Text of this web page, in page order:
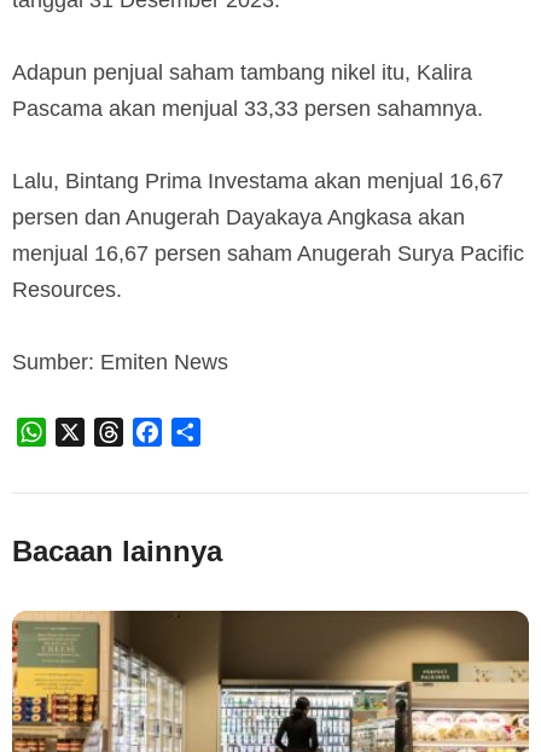
Adapun penjual saham tambang nikel itu, Kalira
Pascama akan menjual 33,33 persen sahamnya.
Lalu, Bintang Prima Investama akan menjual 16,67
persen dan Anugerah Dayakaya Angkasa akan
menjual 16,67 persen saham Anugerah Surya Pacific
Resources.
Sumber: Emiten News
WhatsApp ThreadsFacebook
Bacaan lainnya